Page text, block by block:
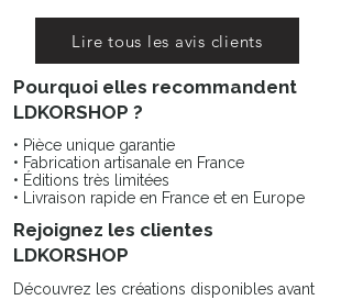
Lire tous les avis clients
Pourquoi elles recommandent
LDKORSHOP ?
• Pièce unique garantie
• Fabrication artisanale en France
• Éditions très limitées
• Livraison rapide en France et en Europe
Rejoignez les clientes
LDKORSHOP
Découvrez les créations disponibles avant